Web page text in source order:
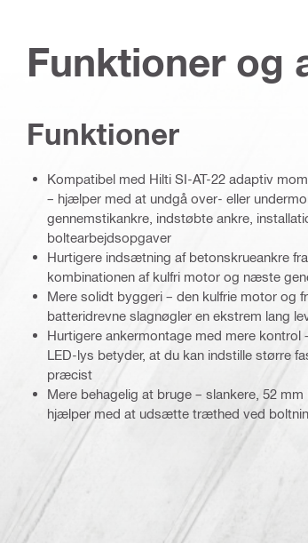
Funktioner og
Funktioner
Kompatibel med Hilti SI-AT-22 adaptiv
– hjælper med at undgå over- eller
gennemstikankre, indstøbte ankre,
boltearbejdsopgaver
Hurtigere indsætning af betonskrueankre
kombinationen af kulfri motor og næste
Mere solidt byggeri – den kulfrie motor og
batteridrevne slagnøgler en ekstrem lang
Hurtigere ankermontage med mere
LED-lys betyder, at du kan indstille større
præcist
Mere behagelig at bruge – slankere, 52
hjælper med at udsætte træthed ved